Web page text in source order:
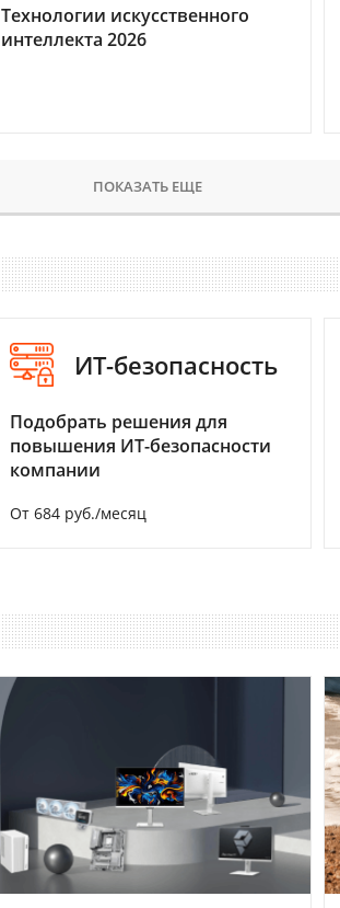
Технологии искусственного
интеллекта 2026
ПОКАЗАТЬ ЕЩЕ
ИТ-безопасность
Подобрать решения для
повышения ИТ-безопасности
компании
От 684 руб./месяц